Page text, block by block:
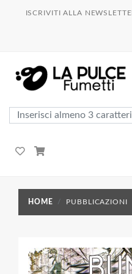
ISCRIVITI ALLA
HOME PUBBLICAZIONI